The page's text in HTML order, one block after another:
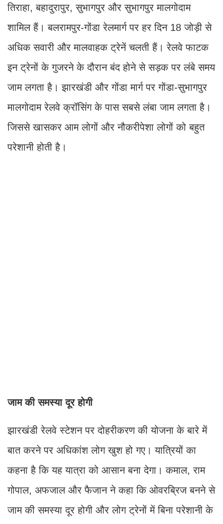
तिराहा, बहादुरापुर, सुभागपुर और सुभागपुर मालगोदाम
शामिल हैं। बलरामपुर-गोंडा रेलमार्ग पर हर दिन 18 जोड़ी से
अधिक सवारी और मालवाहक ट्रेनें चलती हैं। रेलवे फाटक
इन ट्रेनों के गुजरने के दौरान बंद होने से सड़क पर लंबे समय
जाम लगता है। झारखंडी और गोंडा मार्ग पर गोंडा-सुभागपुर
मालगोदाम रेलवे क्रॉसिंग के पास सबसे लंबा जाम लगता है।
जिससे खासकर आम लोगों और नौकरीपेशा लोगों को बहुत
परेशानी होती है।
जाम की समस्या दूर होगी
झारखंडी रेलवे स्टेशन पर दोहरीकरण की योजना के बारे में
बात करने पर अधिकांश लोग खुश हो गए। यात्रियों का
कहना है कि यह यात्रा को आसान बना देगा। कमाल, राम
गोपाल, अफजाल और फैजान ने कहा कि ओवरब्रिज बनने से
जाम की समस्या दूर होगी और लोग ट्रेनों में बिना परेशानी के